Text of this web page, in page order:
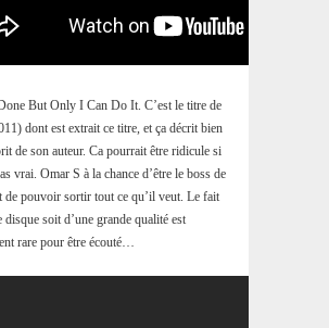
But Only I Can Do It. C’est le titre de
dont est extrait ce titre, et ça décrit bien
de son auteur. Ca pourrait être ridicule si
vrai. Omar S à la chance d’être le boss de
de pouvoir sortir tout ce qu’il veut. Le fait
disque soit d’une grande qualité est
rare pour être écouté…